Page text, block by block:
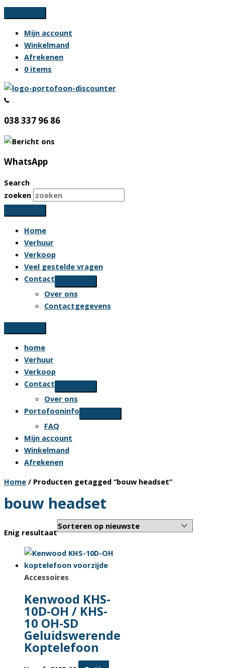
Ga
naar
inhoud
Mijn account
Winkelmand
Afrekenen
0 items
038 337 96 86
WhatsApp
Search
zoeken
Home
Verhuur
Verkoop
Veel gestelde vragen
Contact
Over ons
Contactgegevens
home
Verhuur
Verkoop
Contact
Over ons
Portofooninfo
FAQ
Mijn account
Winkelmand
Afrekenen
Home / Producten getagged “bouw headset”
bouw headset
Enig resultaat
Accessoires
Kenwood KHS-
10D-OH / KHS-
10 OH-SD
Geluidswerende
Koptelefoon